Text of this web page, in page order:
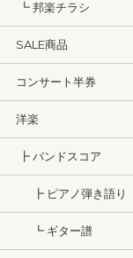
┗ 邦楽チラシ
SALE商品
コンサート半券
洋楽
┣ バンドスコア
┣ ピアノ弾き語り
┗ ギター譜